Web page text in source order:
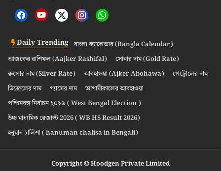
Daily Trending বাংলা ক্যালেন্ডার (Bangla Calendar)
আজকের রাশিফল (Aajker Rashifal)
সোনার দাম (Gold Rate)
রুপোর দাম (Silver Rate)
আবহাওয়া (Ajker Abohawa)
পেট্রোলের দাম
ডিজেলের দাম
গ্যাসের দাম
আগামীকালের আবহাওয়া
পশ্চিমবঙ্গ নির্বাচন ২০২৬ ( West Bengal Election )
উচ্চ মাধ্যমিক রেজাল্ট 2026 ( WB HS Result 2026)
হনুমান চালিশা ( hanuman chalisa in Bengali)
Copyright © Hoodgen Private Limited